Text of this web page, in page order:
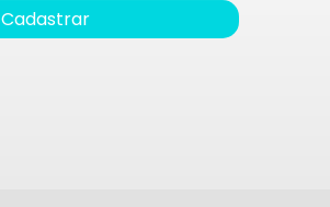
Cadastrar